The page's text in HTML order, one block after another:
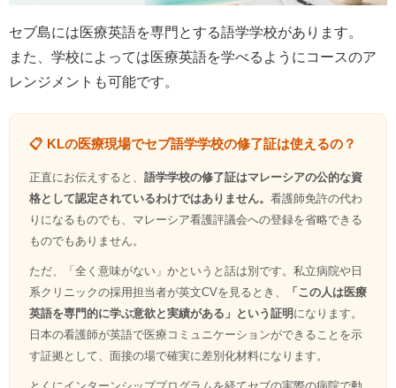
セブ島には医療英語を専門とする語学学校があります。
また、学校によっては医療英語を学べるようにコースのア
レンジメントも可能です。
📋 KLの医療現場でセブ語学学校の修了証は使えるの？
正直にお伝えすると、 語学学校の修了証はマレーシアの公的な資
格として認定されているわけではありません。 看護師免許の代わ
りになるものでも、マレーシア看護評議会への登録を省略できる
ものでもありません。
ただ、「全く意味がない」かというと話は別です。私立病院や日
系クリニックの採用担当者が英文CVを見るとき、
「この人は医療
英語を専門的に学ぶ意欲と実績がある」という証明 になります。
日本の看護師が英語で医療コミュニケーションができることを示
す証拠として、面接の場で確実に差別化材料になります。
とくにインターンシッププログラムを経てセブの実際の病院で動